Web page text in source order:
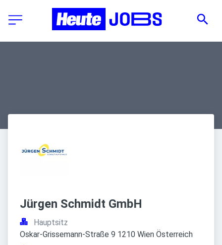
Jürgen Schmidt GmbH
Hauptsitz
Oskar-Grissemann-Straße 9 1210 Wien Österreich